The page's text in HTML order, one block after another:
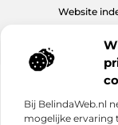
Bij BelindaWeb.nl
mogelijke ervaring
Website